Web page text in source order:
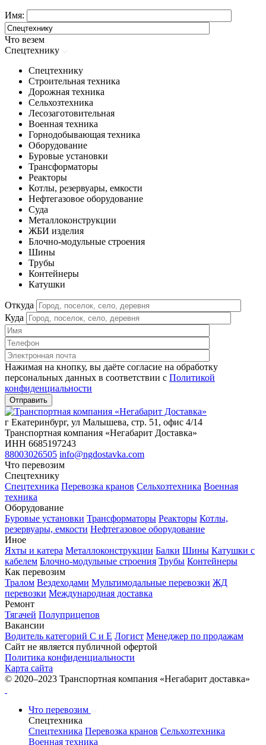
Имя:
Что везем
Спецтехнику
Спецтехнику
Строительная техника
Дорожная техника
Сельхозтехника
Лесозаготовительная
Военная техника
Горнодобывающая техника
Оборудование
Буровые установки
Трансформаторы
Реакторы
Котлы, резервуары, емкости
Нефтегазовое оборудование
Cуда
Металлоконструкции
ЖБИ изделия
Блочно-модульные строения
Шины
Трубы
Контейнеры
Катушки
Откуда
Куда
Нажимая на кнопку, вы даёте согласие на обработку
персональных данных в соответствии c Политикой
конфиденциальности
г Екатеринбург, ул Малышева, стр. 51, офис 4/14
Транспортная компания «Негабарит Доставка»
ИНН 6685197243
88003026505 info@ngdostavka.com
Что перевозим
Спецтехнику
Спецтехника Перевозка кранов Сельхозтехника Военная
техника
Оборудование
Буровые установки Трансформаторы Реакторы Котлы,
резервуары, емкости Нефтегазовое оборудование
Иное
Яхты и катера Металлоконструкции Балки Шины Катушки с
кабелем Блочно-модульные строения Трубы Контейнеры
Как перевозим
Тралом Вездеходами Мультимодальные перевозки ЖД
перевозки Международная доставка
Ремонт
Тягачей Полуприцепов
Вакансии
Водитель категорий С и Е Логист Менеджер по продажам
Сайт не является публичной офертой
Политика конфиденциальности
Карта сайта
© 2020–2023 Транспортная компания «Негабарит доставка»
Что перевозим
Спецтехника
Спецтехника Перевозка кранов Сельхозтехника
Военная техника